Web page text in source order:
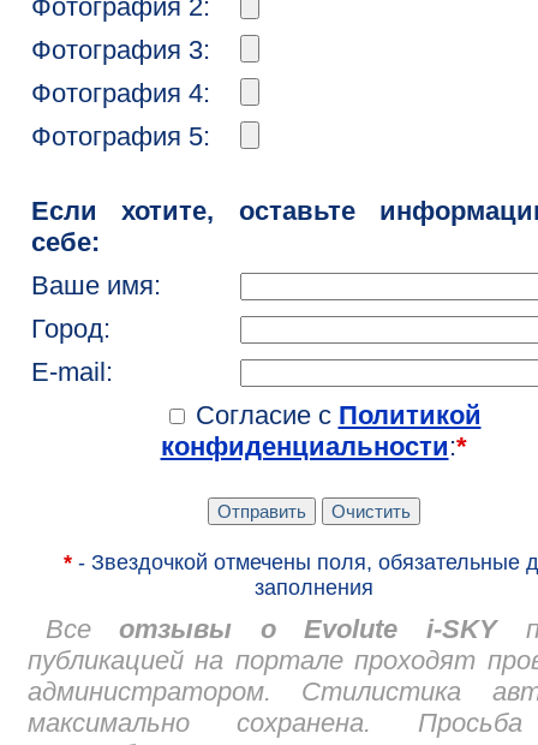
Фотография 2:
Фотография 3:
Фотография 4:
Фотография 5:
Если хотите, оставьте
себе:
Ваше имя:
Город:
E-mail:
Согласие с Политикой
конфиденциальности:*
*- Звездочкой отмечены поля, обязательные
заполнения
Всеотзывы о Evolute i-SKY
публикацией на портале проходят
администратором. Стилистика
максимально сохранена.